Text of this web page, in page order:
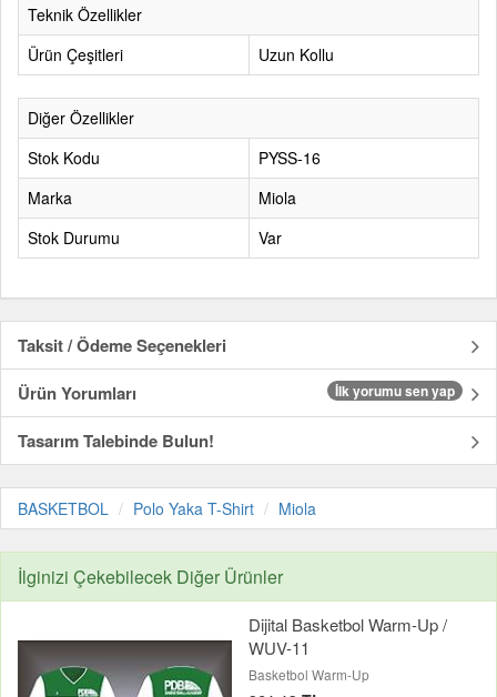
Teknik Özellikler
Ürün Çeşitleri
Uzun Kollu
Diğer Özellikler
Stok Kodu
PYSS-16
Marka
Miola
Stok Durumu
Var
Taksit / Ödeme Seçenekleri
Ürün Yorumları
İlk yorumu sen yap
Tasarım Talebinde Bulun!
BASKETBOL Polo Yaka T-Shirt Miola
İlginizi Çekebilecek Diğer Ürünler
Dijital Basketbol Warm-Up /
WUV-11
Basketbol Warm-Up